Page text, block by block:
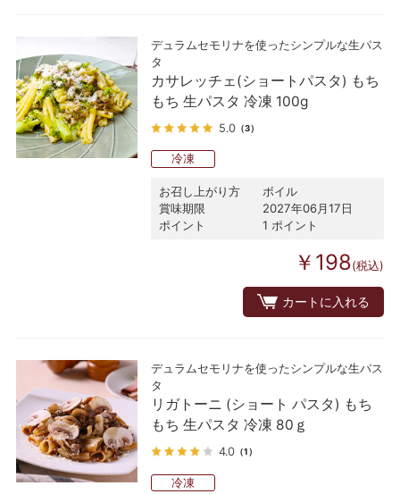
デュラムセモリナを使ったシンプルな生パス
タ
カサレッチェ(ショートパスタ) もち
もち 生パスタ 冷凍 100g
5.0 （3）
冷凍
お召し上がり方
ボイル
賞味期限
2027年06月17日
ポイント
1 ポイント
￥198(税込)
カートに入れる
デュラムセモリナを使ったシンプルな生パス
タ
リガトーニ (ショート パスタ) もち
もち 生パスタ 冷凍 80ｇ
4.0 （1）
冷凍